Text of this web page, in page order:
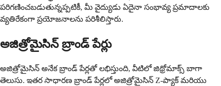
పరిగణించబడుతున్నప్పటికీ, మీ వైద్యుడు ఏదైనా సంభావ్య ప్రమాదాలకు
వ్యతిరేకంగా ప్రయోజనాలను పరిశీలిస్తారు.
అజిత్రోమైసిన్ బ్రాండ్ పేర్లు
అజిత్రోమైసిన్ అనేక బ్రాండ్ పేర్లతో లభిస్తుంది, వీటిలో జిథ్రోమాక్స్ బాగా
తెలుసు. ఇతర సాధారణ బ్రాండ్ పేర్లలో అజిత్రోమైసిన్ Z-ప్యాక్ మరియు